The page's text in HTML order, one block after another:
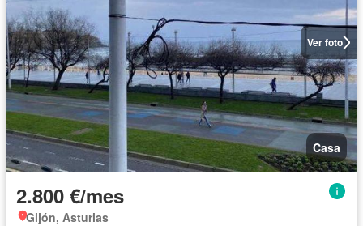
Ver foto
Casa
2.800 €/mes
Gijón, Asturias